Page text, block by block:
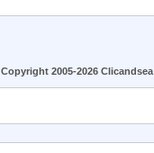
Copyright 2005-2026 Clicandsea